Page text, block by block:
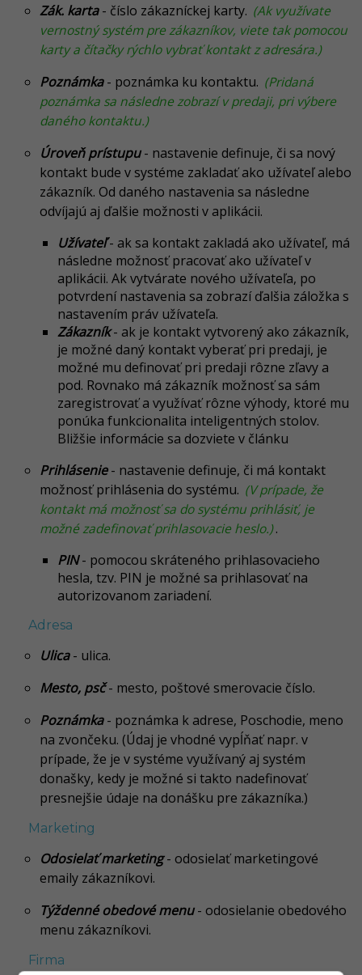
Zák. karta- číslo zákazníckej karty. (Ak využívate
vernostný systém pre zákazníkov, viete tak pomocou
karty a čítačky rýchlo vybrať kontakt z adresára.)
Poznámka- poznámka ku kontaktu. (Pridaná
poznámka sa následne zobrazí v predaji, pri výbere
daného kontaktu.)
Úroveň prístupu- nastavenie definuje, či sa nový
kontakt bude v systéme zakladať ako užívateľ alebo
zákazník. Od daného nastavenia sa následne
odvíjajú aj ďalšie možnosti v aplikácii.
Užívateľ- ak sa kontakt zakladá ako užívateľ, má
následne možnosť pracovať ako užívateľ v
aplikácii. Ak vytvárate nového užívateľa, po
potvrdení nastavenia sa zobrazí ďalšia záložka s
nastavením práv užívateľa.
Zákazník- ak je kontakt vytvorený ako zákazník,
je možné daný kontakt vyberať pri predaji, je
možné mu definovať pri predaji rôzne zľavy a
pod. Rovnako má zákazník možnosť sa sám
zaregistrovať a využívať rôzne výhody, ktoré mu
ponúka funkcionalita inteligentných stolov.
Bližšie informácie sa dozviete v článku
Prihlásenie- nastavenie definuje, či má kontakt
možnosť prihlásenia do systému. (V prípade, že
kontakt má možnosť sa do systému prihlásiť, je
možné zadefinovať prihlasovacie heslo.).
PIN- pomocou skráteného prihlasovacieho
hesla, tzv. PIN je možné sa prihlasovať na
autorizovanom zariadení.
Adresa
Ulica- ulica.
Mesto, psč- mesto, poštové smerovacie číslo.
Poznámka- poznámka k adrese, Poschodie, meno
na zvončeku. (Údaj je vhodné vypĺňať napr. v
prípade, že je v systéme využívaný aj systém
donašky, kedy je možné si takto nadefinovať
presnejšie údaje na donášku pre zákazníka.)
Marketing
Odosielať marketing- odosielať marketingové
emaily zákazníkovi.
Týždenné obedové menu- odosielanie obedového
menu zákazníkovi.
Firma